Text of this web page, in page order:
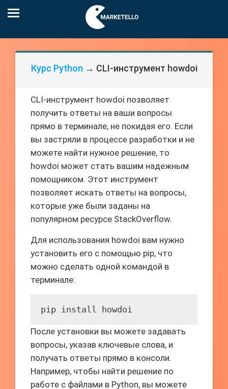
Курс Python → CLI-инструмент howdoi
CLI-инструмент howdoi позволяет
получить ответы на ваши вопросы
прямо в терминале, не покидая его. Если
вы застряли в процессе разработки и не
можете найти нужное решение, то
howdoi может стать вашим надежным
помощником. Этот инструмент
позволяет искать ответы на вопросы,
которые уже были заданы на
популярном ресурсе StackOverflow.
Для использования howdoi вам нужно
установить его с помощью pip, что
можно сделать одной командой в
терминале:
pip install howdoi
После установки вы можете задавать
вопросы, указав ключевые слова, и
получать ответы прямо в консоли.
Например, чтобы найти решение по
работе с файлами в Python, вы можете